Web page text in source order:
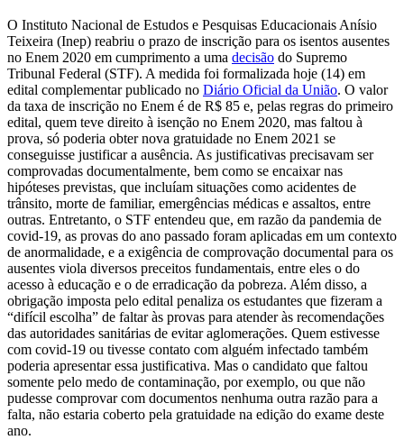
O Instituto Nacional de Estudos e Pesquisas Educacionais Anísio
Teixeira (Inep) reabriu o prazo de inscrição para os isentos ausentes
no Enem 2020 em cumprimento a uma decisão do Supremo
Tribunal Federal (STF). A medida foi formalizada hoje (14) em
edital complementar publicado no Diário Oficial da União. O valor
da taxa de inscrição no Enem é de R$ 85 e, pelas regras do primeiro
edital, quem teve direito à isenção no Enem 2020, mas faltou à
prova, só poderia obter nova gratuidade no Enem 2021 se
conseguisse justificar a ausência. As justificativas precisavam ser
comprovadas documentalmente, bem como se encaixar nas
hipóteses previstas, que incluíam situações como acidentes de
trânsito, morte de familiar, emergências médicas e assaltos, entre
outras. Entretanto, o STF entendeu que, em razão da pandemia de
covid-19, as provas do ano passado foram aplicadas em um contexto
de anormalidade, e a exigência de comprovação documental para os
ausentes viola diversos preceitos fundamentais, entre eles o do
acesso à educação e o de erradicação da pobreza. Além disso, a
obrigação imposta pelo edital penaliza os estudantes que fizeram a
“difícil escolha” de faltar às provas para atender às recomendações
das autoridades sanitárias de evitar aglomerações. Quem estivesse
com covid-19 ou tivesse contato com alguém infectado também
poderia apresentar essa justificativa. Mas o candidato que faltou
somente pelo medo de contaminação, por exemplo, ou que não
pudesse comprovar com documentos nenhuma outra razão para a
falta, não estaria coberto pela gratuidade na edição do exame deste
ano.